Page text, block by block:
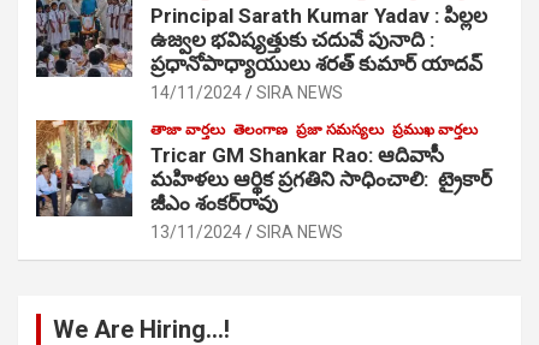
Principal Sarath Kumar Yadav : పిల్లల
ఉజ్వల భవిష్యత్తుకు చదువే పునాది :
ప్రధానోపాధ్యాయులు శరత్ కుమార్ యాదవ్
14/11/2024 SIRA NEWS
తాజా వార్తలు తెలంగాణ ప్రజా సమస్యలు ప్రముఖ వార్తలు
Tricar GM Shankar Rao: ఆదివాసీ
మహిళలు ఆర్థిక ప్రగతిని సాధించాలి: ట్రైకార్
జీఎం శంకర్‌రావు
13/11/2024 SIRA NEWS
We Are Hiring…!